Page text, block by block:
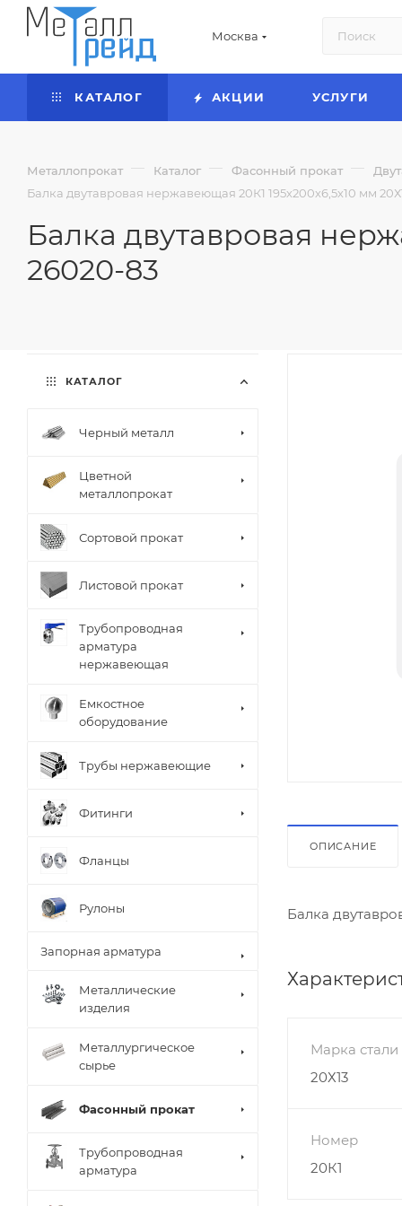
Москва
КАТАЛОГ АКЦИИ УСЛУГИ
Металлопрокат — Каталог — Фасонный прокат —
Балка двутавровая нержавеющая 20К1 195х200х6,5х10 мм
Балка двутавровая
26020-83
ОПИСАНИЕ
Балка
Марка стали
20Х13
Номер
20К1
КАТАЛОГ
Черный металл
Цветной
металлопрокат
Сортовой прокат
Листовой прокат
Трубопроводная
арматура
нержавеющая
Емкостное
оборудование
Трубы нержавеющие
Фитинги
Фланцы
Рулоны
Запорная арматура
Металлические
изделия
Металлургическое
сырье
Фасонный прокат
Трубопроводная
арматура